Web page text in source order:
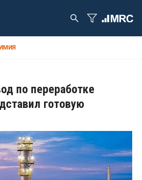
по переработке
готовую